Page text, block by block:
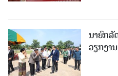
ນາຍົກລັ
ວຽກງາ